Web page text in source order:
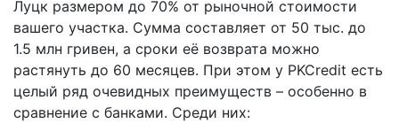
Луцк размером до 70% от рыночной стоимости
вашего участка. Сумма составляет от 50 тыс. до
1.5 млн гривен, а сроки её возврата можно
растянуть до 60 месяцев. При этом у PKCredit есть
целый ряд очевидных преимуществ – особенно в
сравнение с банками. Среди них: